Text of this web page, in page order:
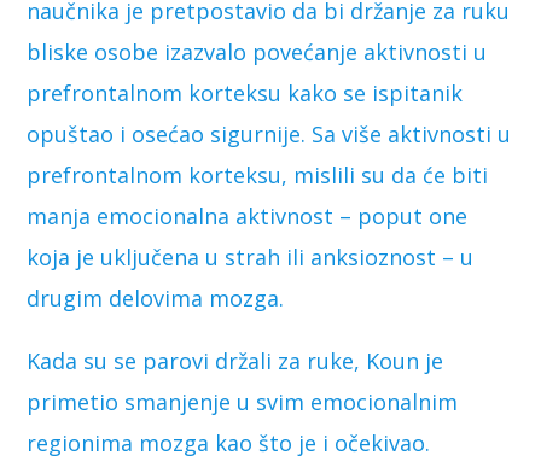
naučnika je pretpostavio da bi držanje za ruku
bliske osobe izazvalo povećanje aktivnosti u
prefrontalnom korteksu kako se ispitanik
opuštao i osećao sigurnije. Sa više aktivnosti u
prefrontalnom korteksu, mislili su da će biti
manja emocionalna aktivnost – poput one
koja je uključena u strah ili anksioznost – u
drugim delovima mozga.
Kada su se parovi držali za ruke, Koun je
primetio smanjenje u svim emocionalnim
regionima mozga kao što je i očekivao.